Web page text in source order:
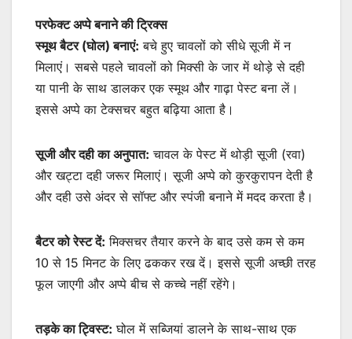
परफेक्ट अप्पे बनाने की ट्रिक्स
स्मूथ बैटर (घोल) बनाएं: बचे हुए चावलों को सीधे सूजी में न
मिलाएं। सबसे पहले चावलों को मिक्सी के जार में थोड़े से दही
या पानी के साथ डालकर एक स्मूथ और गाढ़ा पेस्ट बना लें।
इससे अप्पे का टेक्सचर बहुत बढ़िया आता है।
सूजी और दही का अनुपात: चावल के पेस्ट में थोड़ी सूजी (रवा)
और खट्टा दही जरूर मिलाएं। सूजी अप्पे को कुरकुरापन देती है
और दही उसे अंदर से सॉफ्ट और स्पंजी बनाने में मदद करता है।
बैटर को रेस्ट दें: मिक्सचर तैयार करने के बाद उसे कम से कम
10 से 15 मिनट के लिए ढककर रख दें। इससे सूजी अच्छी तरह
फूल जाएगी और अप्पे बीच से कच्चे नहीं रहेंगे।
तड़के का ट्विस्ट: घोल में सब्जियां डालने के साथ-साथ एक